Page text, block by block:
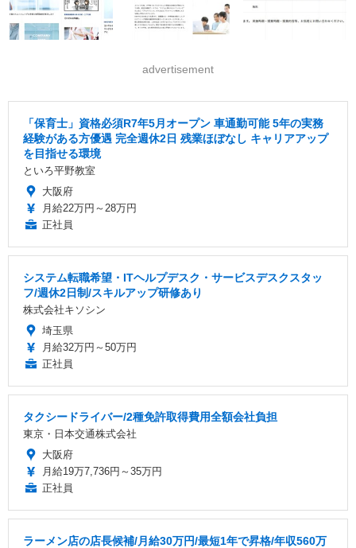
advertisement
「保育士」資格必須R7年5月オープン 車通勤可能 5年の実務
経験がある方優遇 完全週休2日 残業ほぼなし キャリアアップ
を目指せる環境
といろ平野教室
大阪府
月給22万円～28万円
正社員
システム転職希望・ITヘルプデスク・サービスデスクスタッ
フ/週休2日制/スキルアップ研修あり
株式会社キソシン
埼玉県
月給32万円～50万円
正社員
タクシードライバー/2種免許取得費用全額会社負担
東京・日本交通株式会社
大阪府
月給19万7,736円～35万円
正社員
ラーメン店の店長候補/月給30万円/最短1年で昇格/年収560万